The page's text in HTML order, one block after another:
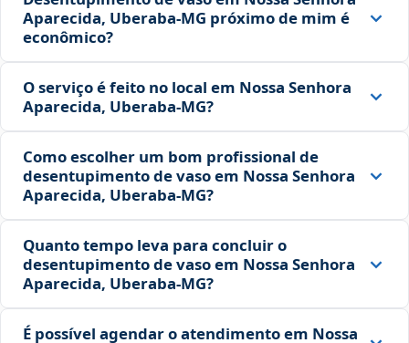
Aparecida, Uberaba‑MG próximo de mim é
econômico?
O serviço é feito no local em Nossa Senhora
Aparecida, Uberaba‑MG?
Como escolher um bom profissional de
desentupimento de vaso em Nossa Senhora
Aparecida, Uberaba‑MG?
Quanto tempo leva para concluir o
desentupimento de vaso em Nossa Senhora
Aparecida, Uberaba‑MG?
É possível agendar o atendimento em Nossa